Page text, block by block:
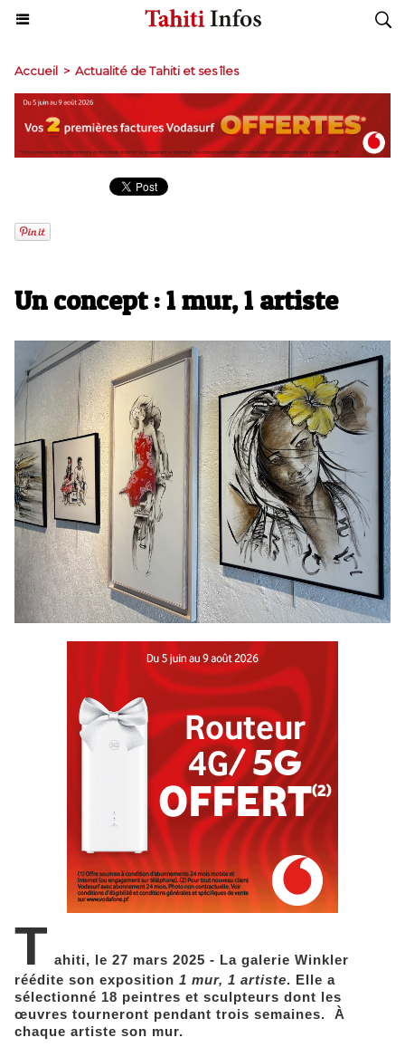
Accueil > Actualité de Tahiti et ses îles
Un concept : 1 mur, 1 artiste
T ahiti, le 27 mars 2025 - La galerie Winkler
réédite son exposition 1 mur, 1 artiste. Elle a
sélectionné 18 peintres et sculpteurs dont les
œuvres tourneront pendant trois semaines. À
chaque artiste son mur.